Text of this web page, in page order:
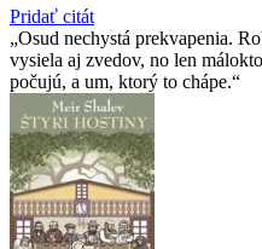
Pridať citát
Osud nechystá prekvapenia.
vysiela aj zvedov, no len
počujú, a um, ktorý to chápe.